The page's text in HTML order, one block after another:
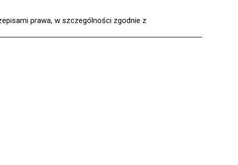
prawa, w szczególności zgodnie z